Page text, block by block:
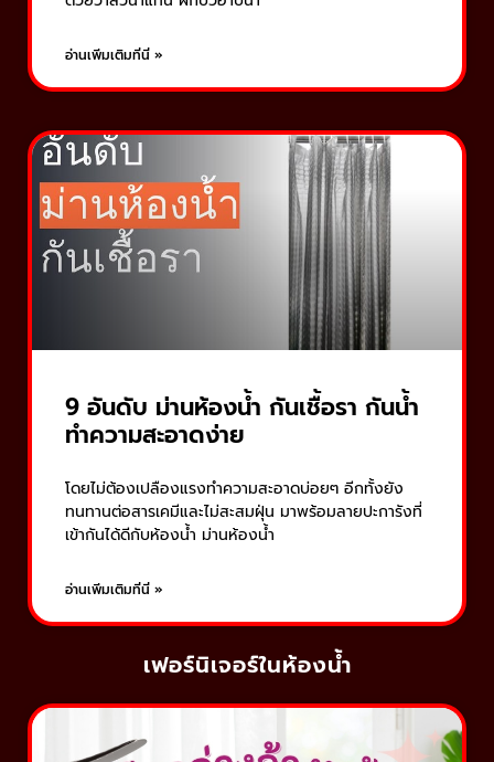
อ่านเพิ่มเติมที่นี่ »
9 อันดับ ม่านห้องน้ำ กันเชื้อรา กันน้ำ
ทำความสะอาดง่าย
โดยไม่ต้องเปลืองแรงทำความสะอาดบ่อยๆ อีกทั้งยัง
ทนทานต่อสารเคมีและไม่สะสมฝุ่น มาพร้อมลายปะการังที่
เข้ากันได้ดีกับห้องน้ำ ม่านห้องน้ำ
อ่านเพิ่มเติมที่นี่ »
เฟอร์นิเจอร์ในห้องน้ำ